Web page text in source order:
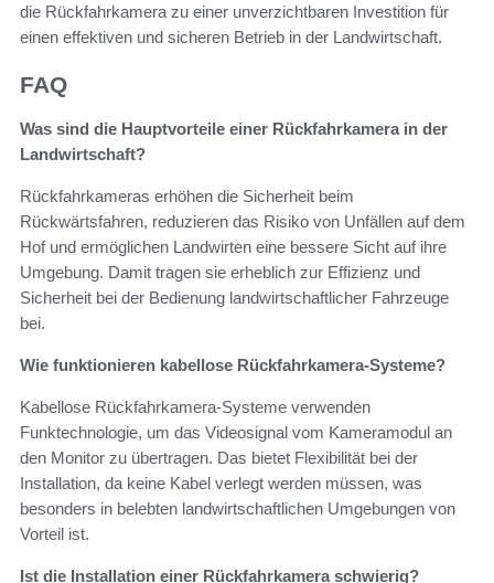
die Rückfahrkamera zu einer unverzichtbaren Investition für
einen effektiven und sicheren Betrieb in der Landwirtschaft.
FAQ
Was sind die Hauptvorteile einer Rückfahrkamera in der
Landwirtschaft?
Rückfahrkameras erhöhen die Sicherheit beim
Rückwärtsfahren, reduzieren das Risiko von Unfällen auf dem
Hof und ermöglichen Landwirten eine bessere Sicht auf ihre
Umgebung. Damit tragen sie erheblich zur Effizienz und
Sicherheit bei der Bedienung landwirtschaftlicher Fahrzeuge
bei.
Wie funktionieren kabellose Rückfahrkamera-Systeme?
Kabellose Rückfahrkamera-Systeme verwenden
Funktechnologie, um das Videosignal vom Kameramodul an
den Monitor zu übertragen. Das bietet Flexibilität bei der
Installation, da keine Kabel verlegt werden müssen, was
besonders in belebten landwirtschaftlichen Umgebungen von
Vorteil ist.
Ist die Installation einer Rückfahrkamera schwierig?